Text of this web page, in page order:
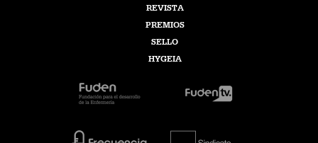
REVISTA
PREMIOS
SELLO
HYGEIA